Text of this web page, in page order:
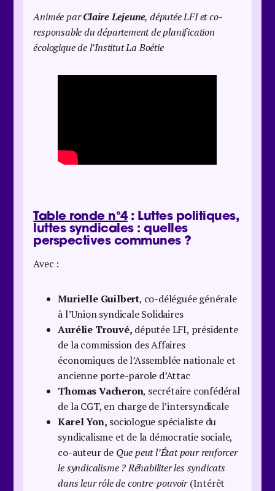
Animée parClaire Lejeune, députée LFI et co-
responsable du département de planification
écologique de l’Institut La Boétie
Table ronde n°4: Luttes politiques,
luttes syndicales : quelles
perspectives communes ?
Avec :
Murielle Guilbert, co-déléguée générale
à l’Union syndicale Solidaires
Aurélie Trouvé, députée LFI, présidente
de la commission des Affaires
économiques de l’Assemblée nationale et
ancienne porte-parole d’Attac
Thomas Vacheron, secrétaire confédéral
de la CGT, en charge de l’intersyndicale
Karel Yon, sociologue spécialiste du
syndicalisme et de la démocratie sociale,
co-auteur de Que peut l’État pour renforcer
le syndicalisme ? Réhabiliter les syndicats
dans leur rôle de contre-pouvoir(Intérêt